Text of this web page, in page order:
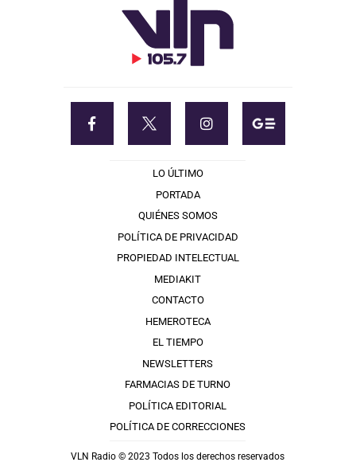
LO ÚLTIMO
PORTADA
QUIÉNES SOMOS
POLÍTICA DE PRIVACIDAD
PROPIEDAD INTELECTUAL
MEDIAKIT
CONTACTO
HEMEROTECA
EL TIEMPO
NEWSLETTERS
FARMACIAS DE TURNO
POLÍTICA EDITORIAL
POLÍTICA DE CORRECCIONES
VLN Radio © 2023 Todos los derechos reservados